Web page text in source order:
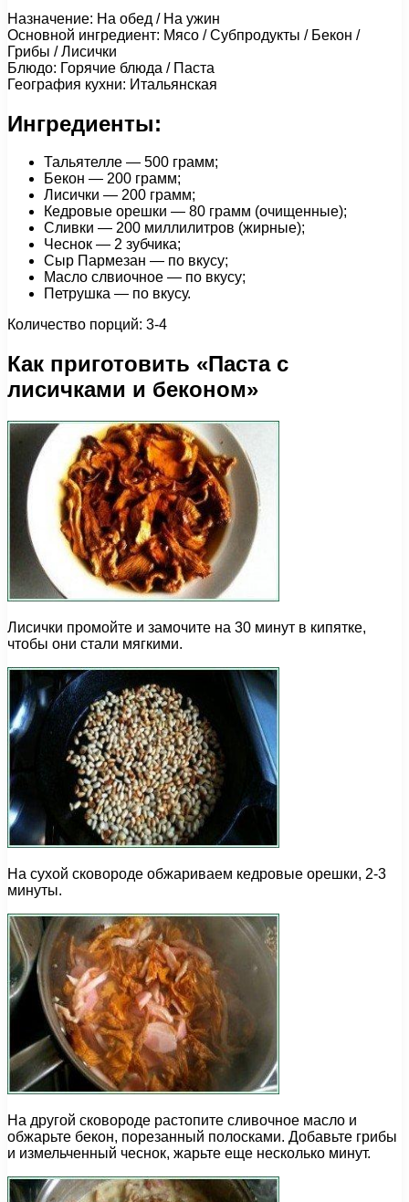
Назначение: На обед / На ужин
Основной ингредиент: Мясо / Субпродукты / Бекон /
Грибы / Лисички
Блюдо: Горячие блюда / Паста
География кухни: Итальянская
Ингредиенты:
Тальятелле — 500 грамм;
Бекон — 200 грамм;
Лисички — 200 грамм;
Кедровые орешки — 80 грамм (очищенные);
Сливки — 200 миллилитров (жирные);
Чеснок — 2 зубчика;
Сыр Пармезан — по вкусу;
Масло слвиочное — по вкусу;
Петрушка — по вкусу.
Количество порций: 3-4
Как приготовить «Паста с
лисичками и беконом»
Лисички промойте и замочите на 30 минут в кипятке,
чтобы они стали мягкими.
На сухой сковороде обжариваем кедровые орешки, 2-3
минуты.
На другой сковороде растопите сливочное масло и
обжарьте бекон, порезанный полосками. Добавьте грибы
и измельченный чеснок, жарьте еще несколько минут.